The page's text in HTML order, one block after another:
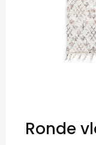
Ronde